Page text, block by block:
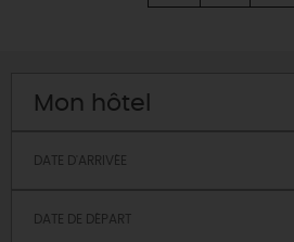
Mon hôtel